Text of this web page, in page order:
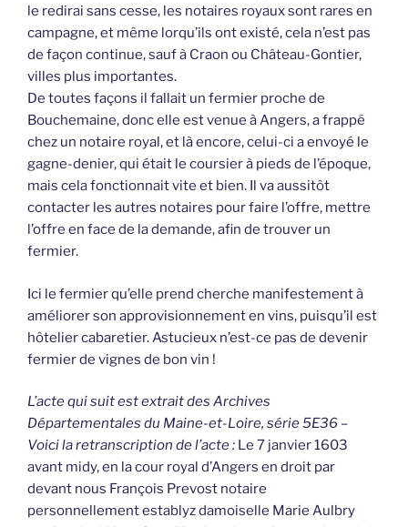
le redirai sans cesse, les notaires royaux sont rares en
campagne, et même lorqu’ils ont existé, cela n’est pas
de façon continue, sauf à Craon ou Château-Gontier,
villes plus importantes.
De toutes façons il fallait un fermier proche de
Bouchemaine, donc elle est venue à Angers, a frappé
chez un notaire royal, et là encore, celui-ci a envoyé le
gagne-denier, qui était le coursier à pieds de l’époque,
mais cela fonctionnait vite et bien. Il va aussitôt
contacter les autres notaires pour faire l’offre, mettre
l’offre en face de la demande, afin de trouver un
fermier.
Ici le fermier qu’elle prend cherche manifestement à
améliorer son approvisionnement en vins, puisqu’il est
hôtelier cabaretier. Astucieux n’est-ce pas de devenir
fermier de vignes de bon vin !
L’acte qui suit est extrait des Archives
Départementales du Maine-et-Loire, série 5E36 –
Voici la retranscription de l’acte : Le 7 janvier 1603
avant midy, en la cour royal d’Angers en droit par
devant nous François Prevost notaire
personnellement establyz damoiselle Marie Aulbry